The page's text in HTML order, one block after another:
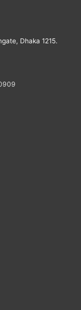
Dhaka 1215.